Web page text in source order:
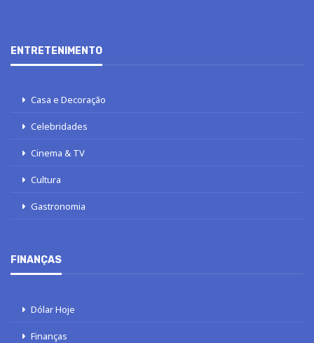
ENTRETENIMENTO
Casa e Decoração
Celebridades
Cinema & TV
Cultura
Gastronomia
FINANÇAS
Dólar Hoje
Finanças